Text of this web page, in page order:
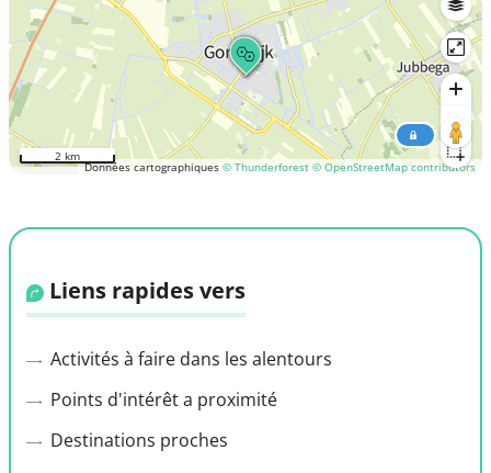
Données cartographiques © Thunderforest © OpenStreetMap contributors
2 km
Liens rapides vers
Activités à faire dans les alentours
Points d'intérêt a proximité
Destinations proches